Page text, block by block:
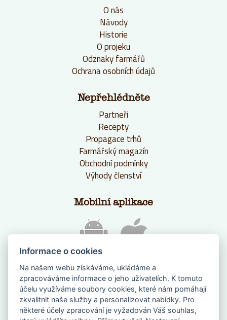
O nás
Návody
Historie
O projeku
Odznaky farmářů
Ochrana osobních údajů
Nepřehlédněte
Partneři
Recepty
Propagace trhů
Farmářský magazín
Obchodní podmínky
Výhody členství
Mobilní aplikace
Informace o cookies
Na našem webu získáváme, ukládáme a
zpracováváme informace o jeho uživatelích. K tomuto
účelu využíváme soubory cookies, které nám pomáhají
zkvalitnit naše služby a personalizovat nabídky. Pro
některé účely zpracování je vyžadován Váš souhlas,